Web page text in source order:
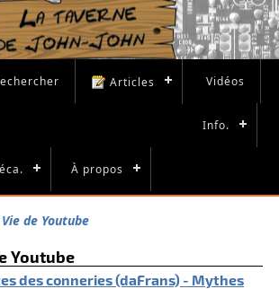
Articles Vidéos
Info.
À propos
Vie de Youtube
Youtube
des conneries (daFrans) - Mythes